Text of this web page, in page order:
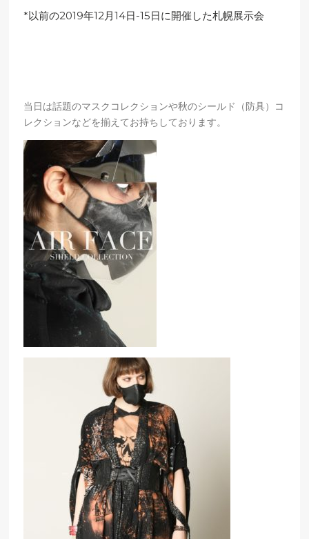
*以前の2019年12月14日-15日に開催した札幌展示会
当日は話題のマスクコレクションや秋のシールド（防具）コ
レクションなどを揃えてお持ちしております。